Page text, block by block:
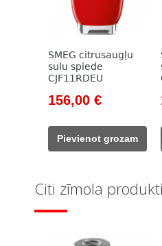
SMEG citrusaugļu
sulu spiede
CJF11RDEU
Original
was:
178,00 €.
156,00 €Current
156,00 €.
Pievienot grozam
Citi zīmola produkti